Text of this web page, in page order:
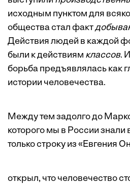
исходным пунктом для
общества стал факт
Действия людей в каждой
были к действиям классов.
борьба предъявлялась как
истории человечества.
Между тем задолго до
которого мы в России знали
только строку из «Евгения
открыл, что человечество